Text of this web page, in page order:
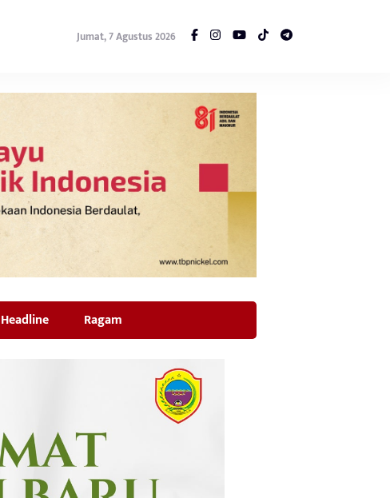
Jumat, 7 Agustus 2026
Headline Ragam